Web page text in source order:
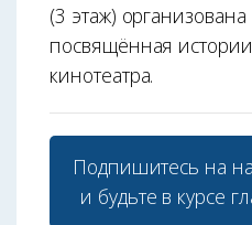
(3 этаж) организована
посвящённая
кинотеатра.
Подпишитесь на
и будьте в курсе